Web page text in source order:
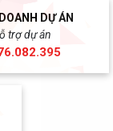
DỰ ÁN
trợ dự án